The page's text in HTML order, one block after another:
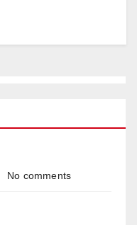
No comments